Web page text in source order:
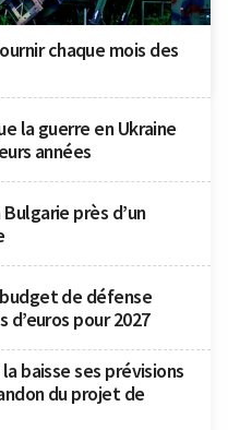
chaque mois des
la guerre en Ukraine
années
près d’un
de défense
d’euros pour 2027
baisse ses prévisions
du projet de